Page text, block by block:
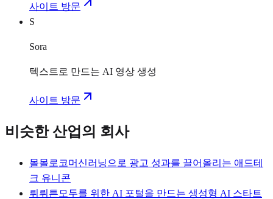
사이트 방문
S
Sora
텍스트로 만드는 AI 영상 생성
사이트 방문
비슷한 산업의 회사
몰몰로코머신러닝으로 광고 성과를 끌어올리는 애드테
크 유니콘
뤼 뤼튼 모두를 위한 AI 포털을 만드는 생성형 AI 스타트